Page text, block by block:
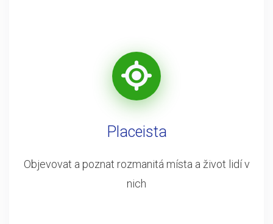
Placeista
Objevovat a poznat rozmanitá místa a život lidí v
nich